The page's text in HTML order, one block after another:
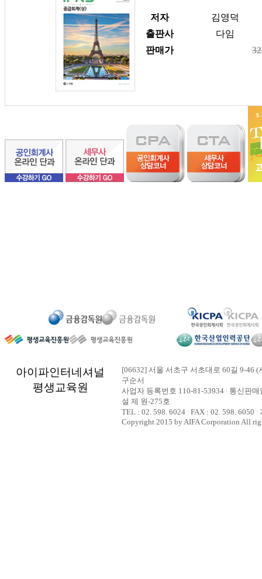
저자
김영덕
출판사
다임
판매가
아이파인터네셔널
평생교육원
[06632] 서울 서초구 서초대로 60길 9-46
구순서
사업자 등록번호 110-81-53934
통신판
설 제 원-275호
TEL : 02. 598. 6024 FAX : 02. 598. 6050
Copyright 2015 by AIFA Corporation All